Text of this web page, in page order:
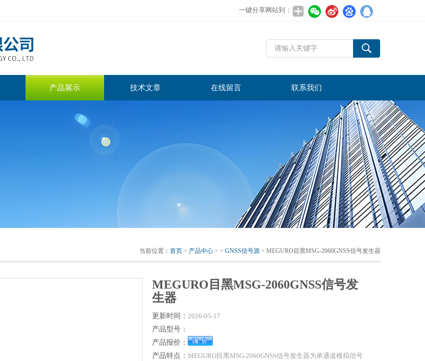
一键分享网站到：
产品展示 技术文章 在线留言 联系我们
当前位置： 首页 > 产品中心 > > GNSS信号源 > MEGURO目黑MSG-2060GNSS信号发生器
MEGURO目黑MSG-2060GNSS信号发
生器
更新时间： 2026-05-17
产品型号：
产品报价：
产品特点： MEGURO目黑MSG-2060GNSS信号发生器为单通道模拟信号